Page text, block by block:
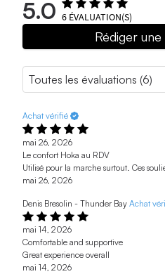
5.0 6 ÉVALUATION(S)
Rédiger
Achat vérifié
mai 26, 2026
Le confort Hoka au RDV
Utilisé pour la marche surtout. Ces
mai 26, 2026
Denis Bresolin - Thunder Bay Achat
mai 14, 2026
Comfortable and supportive
Great experience overall
mai 14, 2026